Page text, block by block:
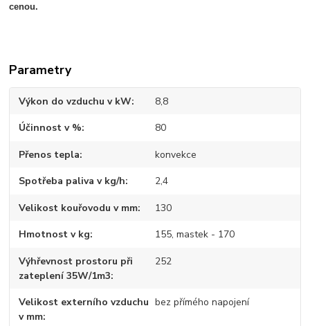
cenou.
Parametry
Výkon do vzduchu v kW 8,8
Účinnost v % 80
Přenos tepla konvekce
Spotřeba paliva v kg/h 2,4
Velikost kouřovodu v mm 130
Hmotnost v kg 155, mastek - 170
Výhřevnost prostoru při
zateplení 35W/1m3
252
Velikost externího vzduchu
v mm
bez přímého napojení